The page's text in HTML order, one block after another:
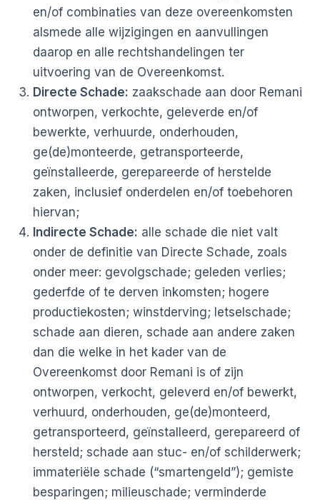
en/of combinaties van deze overeenkomsten
alsmede alle wijzigingen en aanvullingen
daarop en alle rechtshandelingen ter
uitvoering van de Overeenkomst.
Directe Schade: zaakschade aan door Remani
ontworpen, verkochte, geleverde en/of
bewerkte, verhuurde, onderhouden,
ge(de)monteerde, getransporteerde,
geïnstalleerde, gerepareerde of herstelde
zaken, inclusief onderdelen en/of toebehoren
hiervan;
Indirecte Schade: alle schade die niet valt
onder de definitie van Directe Schade, zoals
onder meer: gevolgschade; geleden verlies;
gederfde of te derven inkomsten; hogere
productiekosten; winstderving; letselschade;
schade aan dieren, schade aan andere zaken
dan die welke in het kader van de
Overeenkomst door Remani is of zijn
ontworpen, verkocht, geleverd en/of bewerkt,
verhuurd, onderhouden, ge(de)monteerd,
getransporteerd, geïnstalleerd, gerepareerd of
hersteld; schade aan stuc- en/of schilderwerk;
immateriële schade (“smartengeld”); gemiste
besparingen; milieuschade; verminderde